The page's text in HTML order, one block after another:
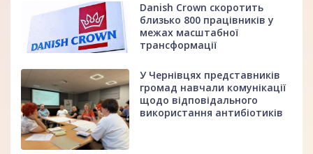
Danish Crown скоротить
близько 800 працівників у
межах масштабної
трансформації
У Чернівцях представників
громад навчали комунікації
щодо відповідального
використання антибіотиків